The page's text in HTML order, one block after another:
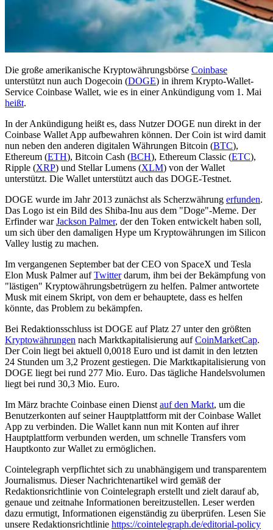
Die große amerikanische Kryptowährungsbörse Coinbase
unterstützt nun auch Dogecoin (DOGE) in ihrem Krypto-Wallet-
Service Coinbase Wallet, wie es in einer Ankündigung vom 1. Mai
heißt.
In der Ankündigung heißt es, dass Nutzer DOGE nun direkt in der
Coinbase Wallet App aufbewahren können. Der Coin ist wird damit
nun neben den anderen digitalen Währungen Bitcoin (BTC),
Ethereum (ETH), Bitcoin Cash (BCH), Ethereum Classic (ETC),
Ripple (XRP) und Stellar Lumens (XLM) von der Wallet
unterstützt. Die Wallet unterstützt auch das DOGE-Testnet.
DOGE wurde im Jahr 2013 zunächst als Scherzwährung erfunden.
Das Logo ist ein Bild des Shiba-Inu aus dem "Doge"-Meme. Der
Erfinder warJackson Palmer, der den Token entwickelt haben soll,
um sich über den damaligen Hype um Kryptowährungen im Silicon
Valley lustig zu machen.
Im vergangenen September bat der CEO von SpaceX und Tesla
Elon Musk Palmer aufTwitterdarum, ihm bei der Bekämpfung von
"lästigen" Kryptowährungsbetrügern zu helfen. Palmer antwortete
Musk mit einem Skript, von dem er behauptete, dass es helfen
könnte, das Problem zu bekämpfen.
Bei Redaktionsschluss ist DOGE auf Platz 27 unter den größten
Kryptowährungen nach Marktkapitalisierung aufCoinMarketCap.
Der Coin liegt bei aktuell 0,0018 Euro und ist damit in den letzten
24 Stunden um 3,2 Prozent gestiegen. Die Marktkapitalisierung von
DOGE liegt bei rund 277 Mio. Euro. Das tägliche Handelsvolumen
liegt bei rund 30,3 Mio. Euro.
Im März brachte Coinbase einen Dienst auf den Markt, um die
Benutzerkonten auf seiner Hauptplattform mit der Coinbase Wallet
App zu verbinden. Die Wallet kann nun mit Konten auf ihrer
Hauptplattform verbunden werden, um schnelle Transfers vom
Hauptkonto zur Wallet zu ermöglichen.
Cointelegraph verpflichtet sich zu unabhängigem und transparentem
Journalismus. Dieser Nachrichtenartikel wird gemäß der
Redaktionsrichtlinie von Cointelegraph erstellt und zielt darauf ab,
genaue und zeitnahe Informationen bereitzustellen. Leser werden
dazu ermutigt, Informationen eigenständig zu überprüfen. Lesen Sie
unsere Redaktionsrichtlinie https://cointelegraph.de/editorial-policy